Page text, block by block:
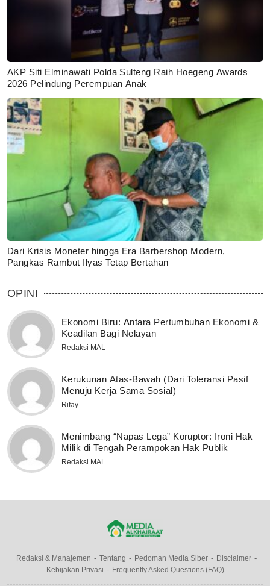
AKP Siti Elminawati Polda Sulteng Raih Hoegeng Awards
2026 Pelindung Perempuan Anak
Dari Krisis Moneter hingga Era Barbershop Modern,
Pangkas Rambut Ilyas Tetap Bertahan
OPINI
Ekonomi Biru: Antara Pertumbuhan Ekonomi &
Keadilan Bagi Nelayan
Redaksi MAL
Kerukunan Atas-Bawah (Dari Toleransi Pasif
Menuju Kerja Sama Sosial)
Rifay
Menimbang “Napas Lega” Koruptor: Ironi Hak
Milik di Tengah Perampokan Hak Publik
Redaksi MAL
Redaksi & Manajemen Tentang Pedoman Media Siber
Disclaimer
Kebijakan Privasi
Frequently Asked Questions (FAQ)